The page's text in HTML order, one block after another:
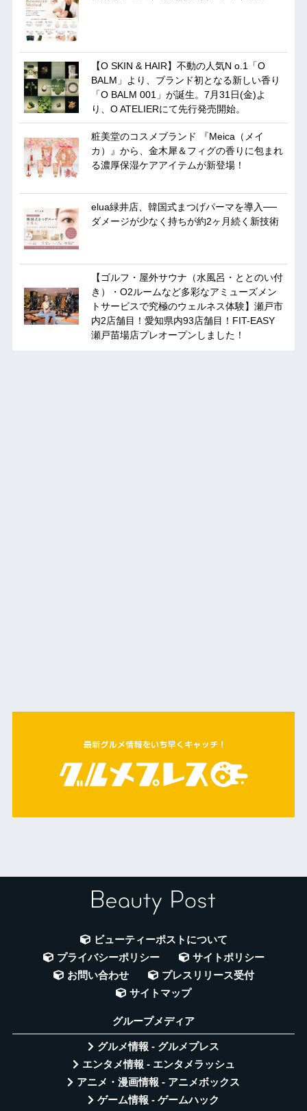
【O SKIN & HAIR】不動の人気N o.1「O
BALM」より、ブランド初となる新しい香り
「O BALM 001」が誕生。7月31日(金)よ
り、O ATELIERにて先行発売開始。
粧美堂のコスメブランド 『Meica（メイ
カ）』から、金木犀＆フィグの香りに包まれ
る濃厚保湿ケアアイテムが新登場！
elua緑井店、韓国式まつげパーマを導入──
ダメージが少なく持ちが約2ヶ月続く新技術
【ゴルフ・屋外サウナ（水風呂・ととのい付
き）・O2ルームなど多彩なアミューズメン
トサービスで究極のウェルネス体験】瀬戸市
内2店舗目！愛知県内93店舗目！FIT-EASY
瀬戸苗場店プレオープンしました！
ビューティーポストについて
プライバシーポリシー
サイトポリシー
お問い合わせ
プレスリリース受付
サイトマップ
グループメディア
グルメ情報 - グルメプレス
エンタメ情報 - エンタメラッシュ
アニメ・漫画情報 - アニメボックス
ゲーム情報 - ゲームハック